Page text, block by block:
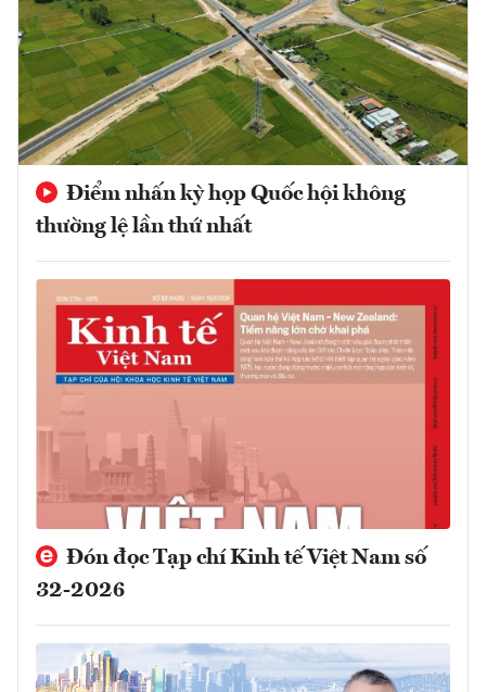
Điểm nhấn kỳ họp Quốc hội không
thường lệ lần thứ nhất
Đón đọc Tạp chí Kinh tế Việt Nam số
32-2026